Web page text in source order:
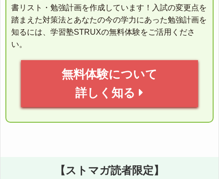
書リスト・勉強計画を作成しています！入試の変更点を
踏まえた対策法とあなたの今の学力にあった勉強計画を
知るには、学習塾STRUXの無料体験をご活用くださ
い。
無料体験について
詳しく知る
【ストマガ読者限定】